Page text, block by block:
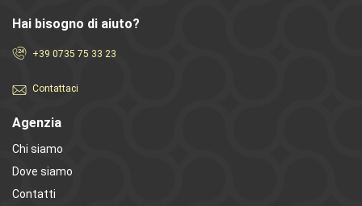
Hai bisogno di aiuto?
+39 0735 75 33 23
Contattaci
Agenzia
Chi siamo
Dove siamo
Contatti